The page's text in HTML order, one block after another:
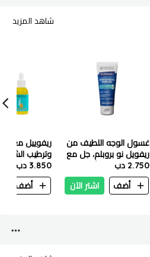
شاهد المزيد
غسول الوجه اللطيف من
ريفويل نو بروبلم، جل مع
البريبايوتكس والأحماض
الأمينية، 200 مل
2.750 دب
أضف
اشتر الآن
ريفوييل معزز
وترطيب الشعر - 30
3.850 دب
أضف